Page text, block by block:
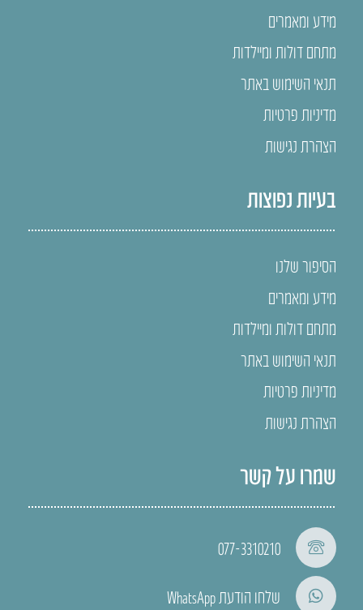
מידע ומאמרים
מתחם דולות ומיילדות
תנאי השימוש באתר
מדיניות פרטיות
הצהרת נגישות
בעיות נפוצות
הסיפור שלנו
מידע ומאמרים
מתחם דולות ומיילדות
תנאי השימוש באתר
מדיניות פרטיות
הצהרת נגישות
שמרו על קשר
077-3310210
שלחו הודעת WhatsApp